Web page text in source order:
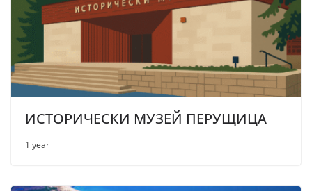
ИСТОРИЧЕСКИ МУЗЕЙ ПЕРУЩИЦА
1 year